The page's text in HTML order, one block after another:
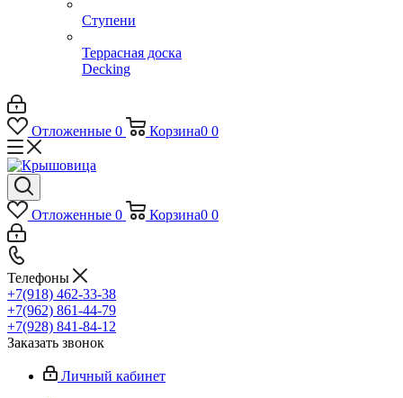
Ступени
Террасная доска
Decking
Отложенные 0 Корзина0 0
Отложенные 0 Корзина0 0
Телефоны
+7(918) 462-33-38
+7(962) 861-44-79
+7(928) 841-84-12
Заказать звонок
Личный кабинет